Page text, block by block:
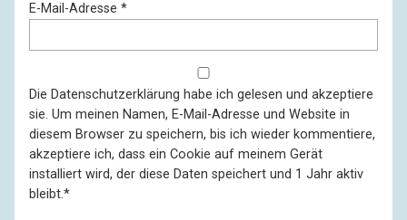
E-Mail-Adresse *
Die Datenschutzerklärung habe ich gelesen und akzeptiere
sie. Um meinen Namen, E-Mail-Adresse und Website in
diesem Browser zu speichern, bis ich wieder kommentiere,
akzeptiere ich, dass ein Cookie auf meinem Gerät
installiert wird, der diese Daten speichert und 1 Jahr aktiv
bleibt.*